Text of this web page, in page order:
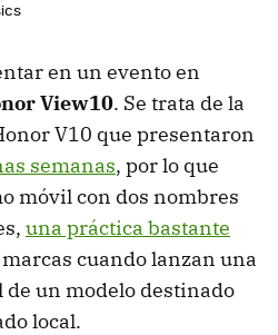
en un evento en
View10. Se trata de la
V10 que presentaron
semanas, por lo que
móvil con dos nombres
una práctica bastante
cuando lanzan una
un modelo destinado
local.